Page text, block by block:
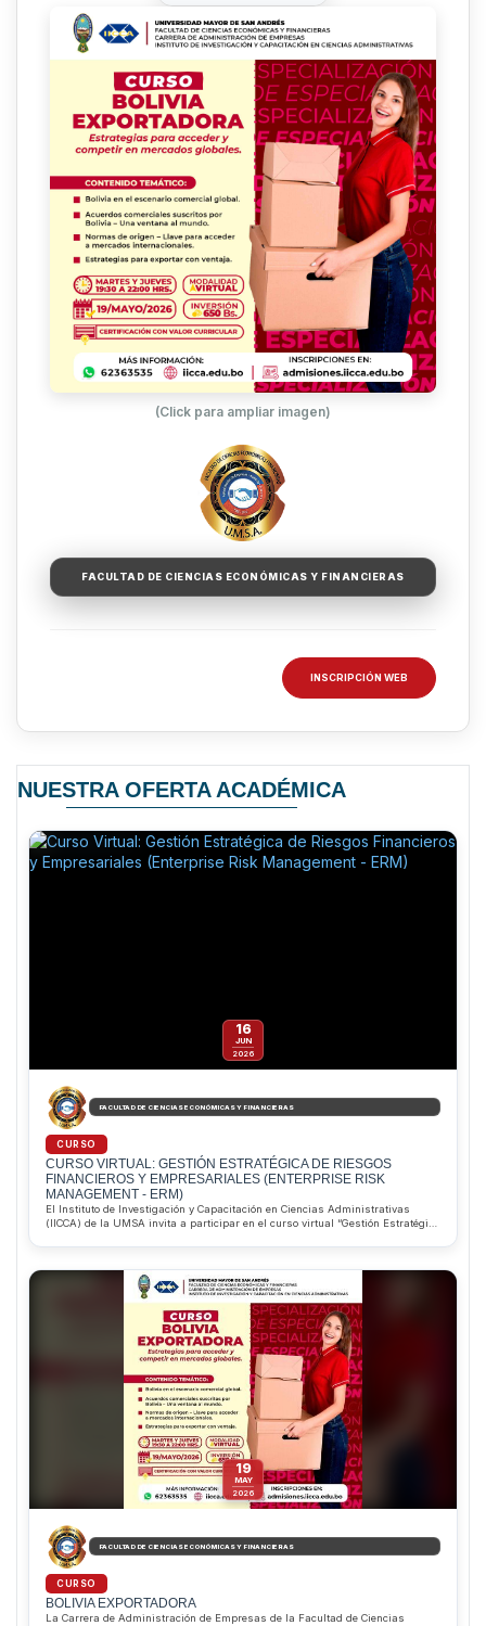
(Click para ampliar imagen)
FACULTAD DE CIENCIAS ECONÓMICAS Y FINANCIERAS
INSCRIPCIÓN WEB
NUESTRA OFERTA ACADÉMICA
16
JUN
2026
FACULTAD DE CIENCIAS ECONÓMICAS Y FINANCIERAS
CURSO
CURSO VIRTUAL: GESTIÓN ESTRATÉGICA DE RIESGOS
FINANCIEROS Y EMPRESARIALES (ENTERPRISE RISK
MANAGEMENT - ERM)
El Instituto de Investigación y Capacitación en Ciencias Administrativas
(IICCA) de la UMSA invita a participar en el curso virtual “Gestión Estratégica
riesgos corporativos bajo estándares internacionales. Además, ofrece
descuentos del 10% para estudiantes regulares de la Facultad de Ciencias
Económicas y Financieras y del 20% para estudiantes sobresalientes de la
Carrera de Administración de Empresas. Informes e inscripciones al
WhatsApp 62363535.
19
MAY
2026
FACULTAD DE CIENCIAS ECONÓMICAS Y FINANCIERAS
CURSO
BOLIVIA EXPORTADORA
La Carrera de Administración de Empresas de la Facultad de Ciencias